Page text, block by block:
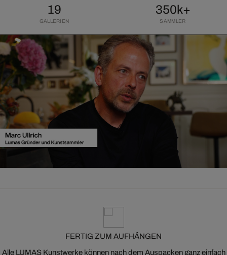
19
GALLERIEN
350k+
SAMMLER
FERTIG ZUM AUFHÄNGEN
Alle LUMAS Kunstwerke können nach dem Auspacken ganz einfach